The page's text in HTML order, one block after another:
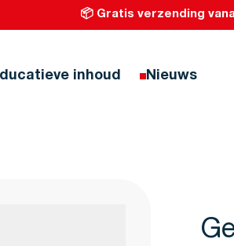
📦 Gratis verzending
inhoud Nieuws